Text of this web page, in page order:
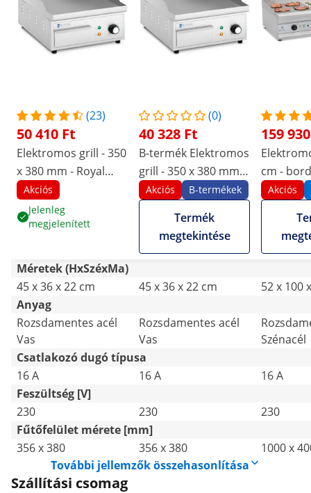
(23)
50 410 Ft
Elektromos grill - 350
x 380 mm - Royal
Catering - sima -
2,000 W
Akciós
Jelenleg
megjelenített
(0)
40 328 Ft
B-termék Elektromos
grill - 350 x 380 mm -
Royal Catering - sima
- 2,000 W
Akciós B-termékek
Termék
megtekintése
159
cm -
felületű
Akciós
Méretek (HxSzéxMa)
45 x 36 x 22 cm
45 x 36 x 22 cm
52 x 100
Anyag
Rozsdamentes acél
Vas
Rozsdamentes acél
Vas
Szénacél
Csatlakozó dugó típusa
16 A
16 A
16 A
Feszültség [V]
230
230
230
Fűtőfelület mérete [mm]
356 x 380
356 x 380
1000 x
További jellemzők összehasonlítása
Szállítási csomag